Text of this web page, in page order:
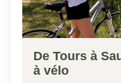
De Tours à
à vélo